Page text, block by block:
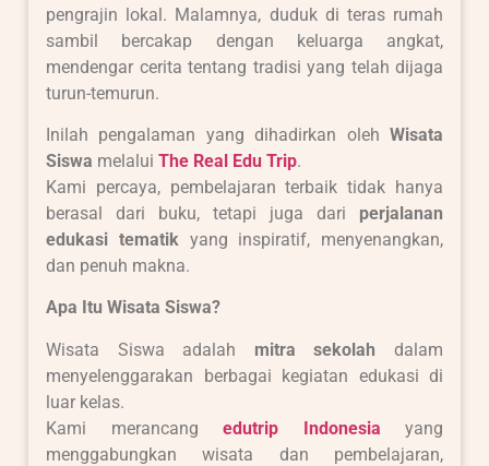
pengrajin lokal. Malamnya, duduk di teras rumah
sambil bercakap dengan keluarga angkat,
mendengar cerita tentang tradisi yang telah dijaga
turun-temurun.
Inilah pengalaman yang dihadirkan oleh Wisata
Siswa melalui The Real Edu Trip.
Kami percaya, pembelajaran terbaik tidak hanya
berasal dari buku, tetapi juga dari perjalanan
edukasi tematikyang inspiratif, menyenangkan,
dan penuh makna.
Apa Itu Wisata Siswa?
Wisata Siswa adalah mitra sekolah dalam
menyelenggarakan berbagai kegiatan edukasi di
luar kelas.
Kami merancang edutrip Indonesia yang
menggabungkan wisata dan pembelajaran,